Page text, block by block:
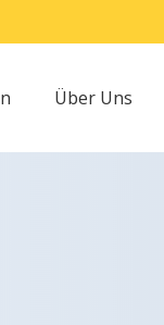
Über Uns